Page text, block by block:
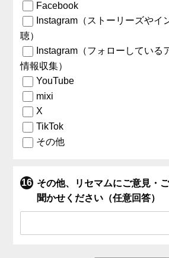
Facebook
Instagram（ストーリーズやイ
聴）
Instagram（フォローしている
情報収集）
YouTube
mixi
X
TikTok
その他
その他、リセマムにご意見・
聞かせください（任意回答）